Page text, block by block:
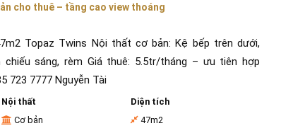
cho thuê – tầng cao view thoáng
Topaz Twins Nội thất cơ bản: Kệ bếp trên dưới,
sáng, rèm Giá thuê: 5.5tr/tháng – ưu tiên hợp
723 7777 Nguyễn Tài
Nội thất
Diện tích
Cơ bản 47m2